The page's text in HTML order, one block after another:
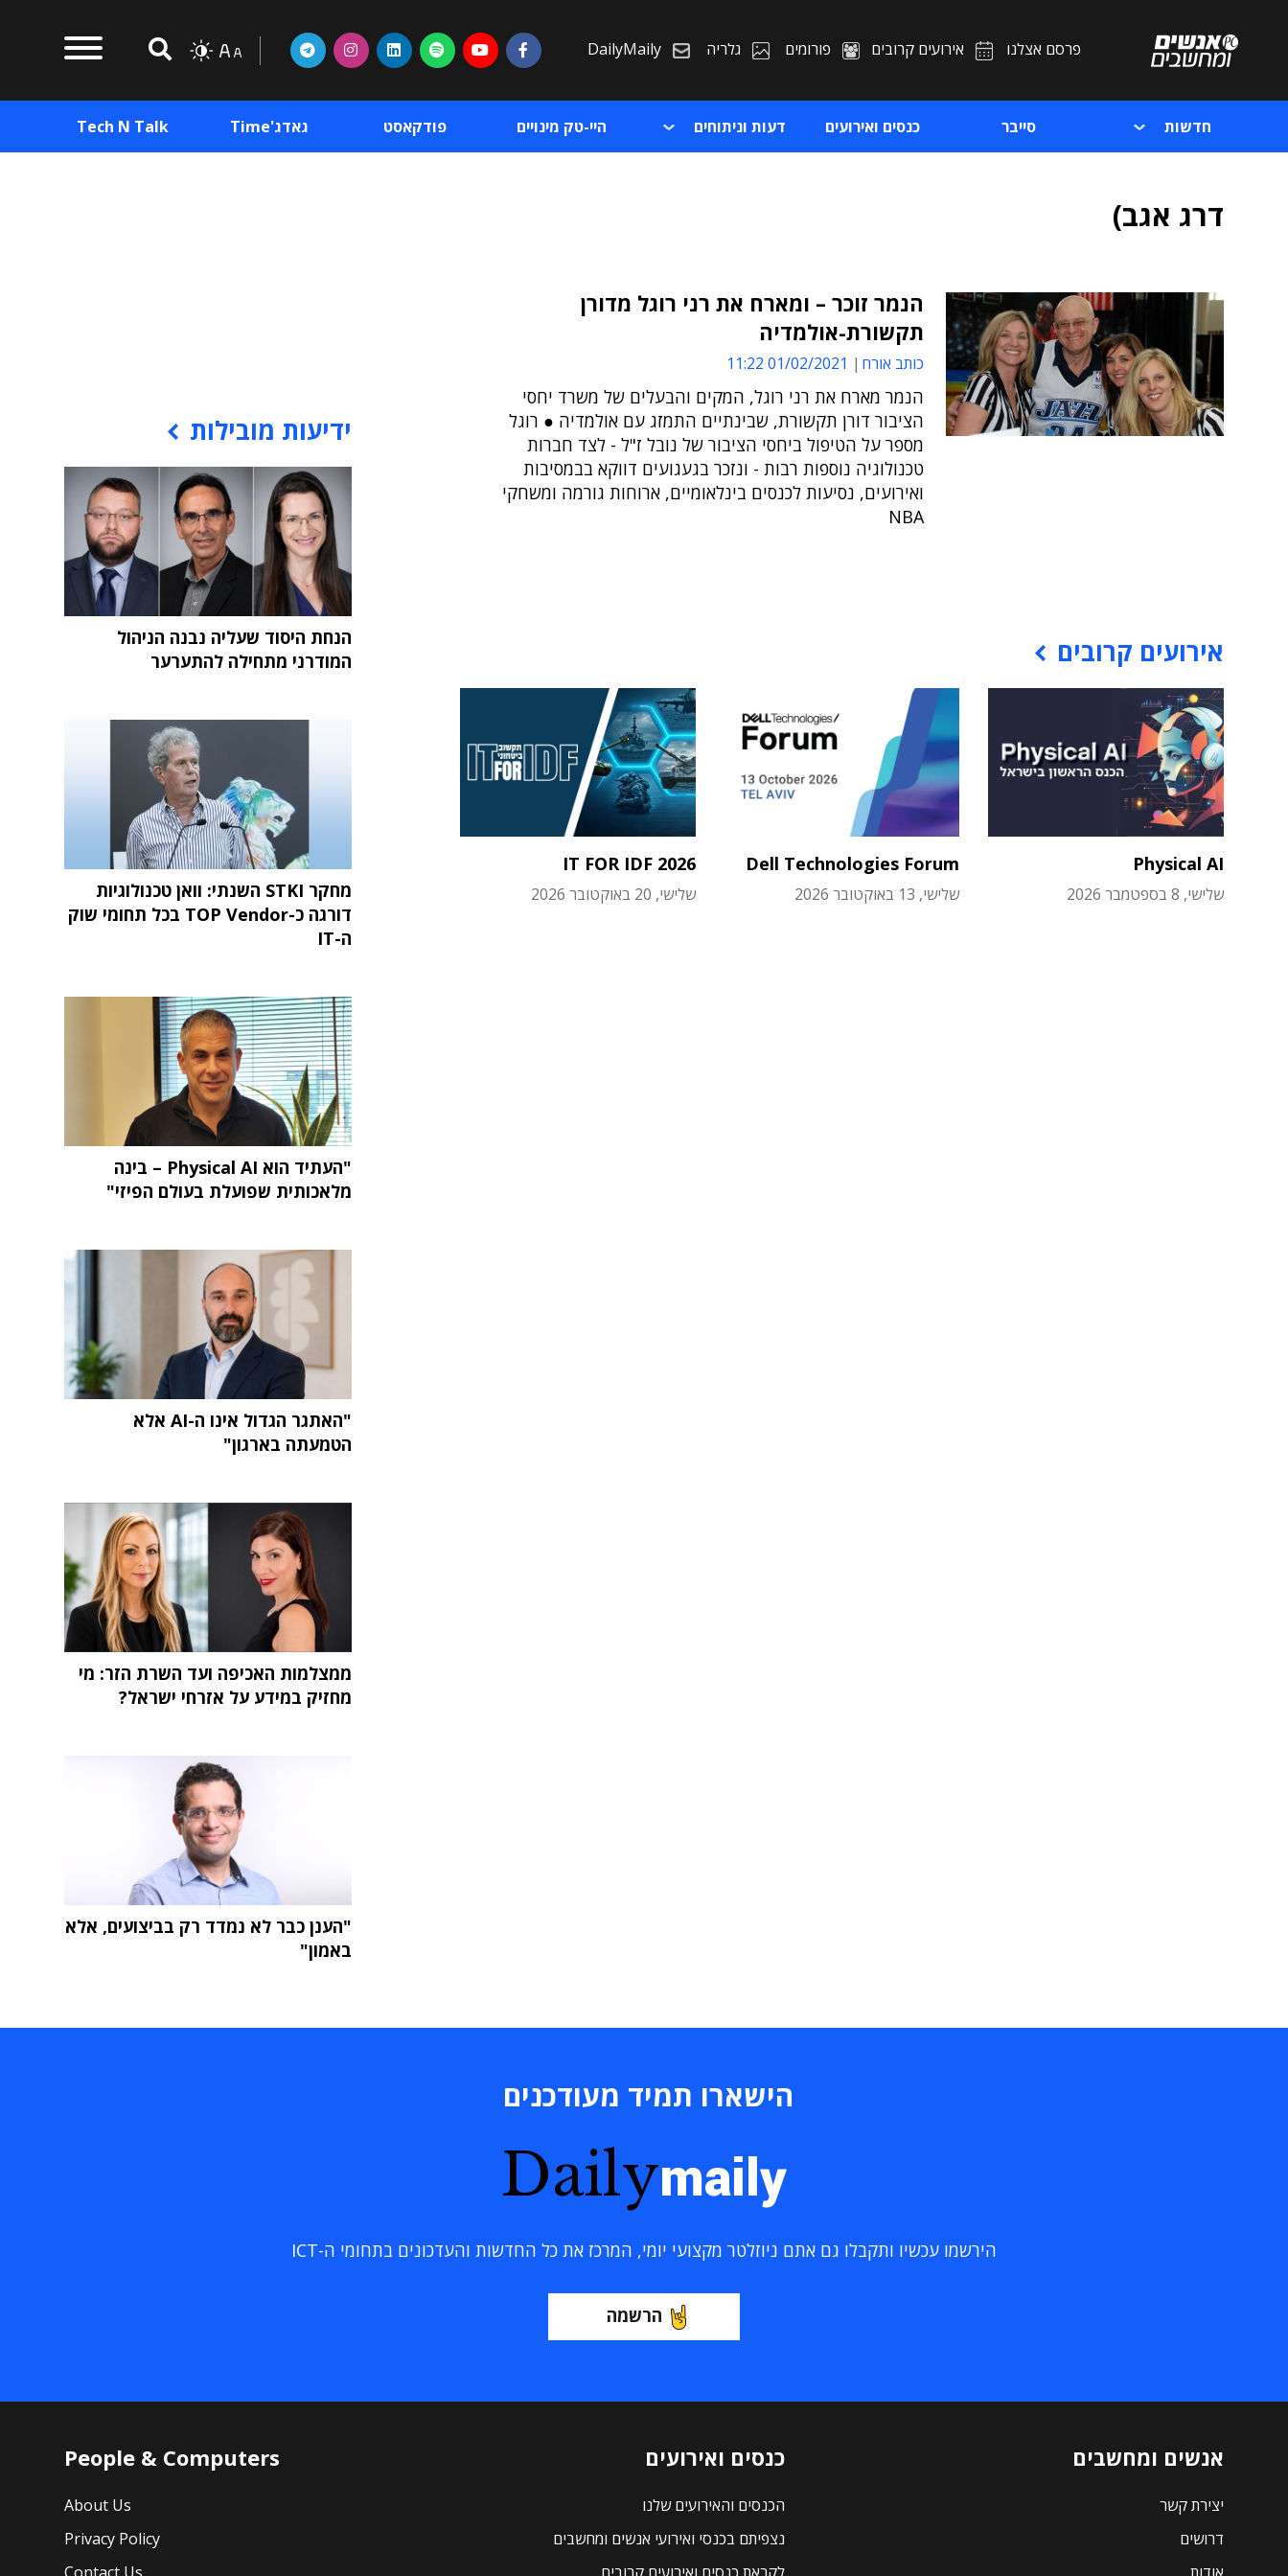
פרסם אצלנו אירועים קרובים פורומים גלריה DailyMaily
חדשות סייבר כנסים ואירועים דעות וניתוחים היי-טק מינויים פודקאסט גאדג'Time Tech N Talk
דרג אגב)
הנמר זוכר – ומארח את רני רוגל מדורן
תקשורת-אולמדיה
כותב אורח 01/02/2021 11:22
הנמר מארח את רני רוגל, המקים והבעלים של משרד יחסי
הציבור דורן תקשורת, שבינתיים התמזג עם אולמדיה ● רוגל
מספר על הטיפול ביחסי הציבור של נובל ז"ל - לצד חברות
טכנולוגיה נוספות רבות - ונזכר בגעגועים דווקא בבמסיבות
ואירועים, נסיעות לכנסים בינלאומיים, ארוחות גורמה ומשחקי
NBA
אירועים קרובים
Physical AI
שלישי, 8 בספטמבר 2026
Dell Technologies Forum
שלישי, 13 באוקטובר 2026
IT FOR IDF 2026
שלישי, 20 באוקטובר 2026
ידיעות מובילות
הנחת היסוד שעליה נבנה הניהול
המודרני מתחילה להתערער
מחקר STKI השנתי: וואן טכנולוגיות
דורגה כ-TOP Vendor בכל תחומי שוק
ה-IT
"העתיד הוא Physical AI – בינה
מלאכותית שפועלת בעולם הפיזי"
"האתגר הגדול אינו ה-AI אלא
הטמעתה בארגון"
ממצלמות האכיפה ועד השרת הזר: מי
מחזיק במידע על אזרחי ישראל?
"הענן כבר לא נמדד רק בביצועים, אלא
באמון"
הישארו תמיד מעודכנים
Dailymaily
הירשמו עכשיו ותקבלו גם אתם ניוזלטר מקצועי יומי, המרכז את כל החדשות והעדכונים בתחומי ה-ICT
הרשמה
אנשים ומחשבים
יצירת קשר
דרושים
כנסים ואירועים
הכנסים והאירועים שלנו
נצפיתם בכנסי ואירועי אנשים ומחשבים
People & Computers
About Us
Privacy Policy